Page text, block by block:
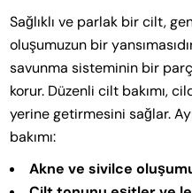
Sağlıklı ve parlak bir cilt,
oluşumuzun bir
savunma sisteminin bir
korur. Düzenli cilt bakımı,
yerine getirmesini sağlar.
bakımı:
Akne ve sivilce